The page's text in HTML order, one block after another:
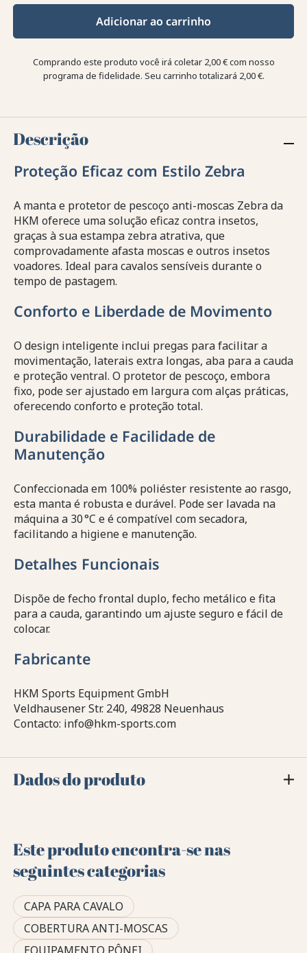
Adicionar ao carrinho
Comprando este produto você irá coletar 2,00 €com nosso
programa de fidelidade. Seu carrinho totalizará 2,00 €.
Descrição
Proteção Eficaz com Estilo Zebra
A manta e protetor de pescoço anti-moscas Zebra da
HKM oferece uma solução eficaz contra insetos,
graças à sua estampa zebra atrativa, que
comprovadamente afasta moscas e outros insetos
voadores. Ideal para cavalos sensíveis durante o
tempo de pastagem.
Conforto e Liberdade de Movimento
O design inteligente inclui pregas para facilitar a
movimentação, laterais extra longas, aba para a cauda
e proteção ventral. O protetor de pescoço, embora
fixo, pode ser ajustado em largura com alças práticas,
oferecendo conforto e proteção total.
Durabilidade e Facilidade de
Manutenção
Confeccionada em 100% poliéster resistente ao rasgo,
esta manta é robusta e durável. Pode ser lavada na
máquina a 30 °C e é compatível com secadora,
facilitando a higiene e manutenção.
Detalhes Funcionais
Dispõe de fecho frontal duplo, fecho metálico e fita
para a cauda, garantindo um ajuste seguro e fácil de
colocar.
Fabricante
HKM Sports Equipment GmbH
Veldhausener Str. 240, 49828 Neuenhaus
Contacto: info@hkm-sports.com
Dados do produto
Este produto encontra-se nas
seguintes categorias
CAPA PARA CAVALO
COBERTURA ANTI-MOSCAS